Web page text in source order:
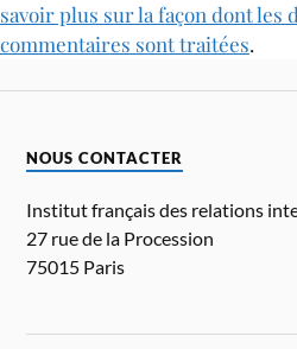
savoir plus sur la façon dont les
commentaires sont traitées.
NOUS CONTACTER
Institut français des relations
27 rue de la Procession
75015 Paris